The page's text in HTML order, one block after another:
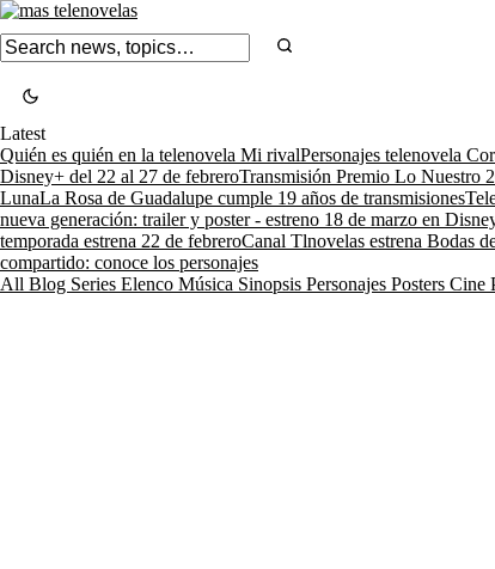
Latest
Quién es quién en la telenovela Mi rivalPersonajes telenovela
Disney+ del 22 al 27 de febreroTransmisión Premio Lo Nuestro
LunaLa Rosa de Guadalupe cumple 19 años de transmisiones
nueva generación: trailer y poster - estreno 18 de marzo en
temporada estrena 22 de febreroCanal Tlnovelas estrena Bodas
compartido: conoce los personajes
All Blog Series Elenco Música Sinopsis Personajes Posters Cine